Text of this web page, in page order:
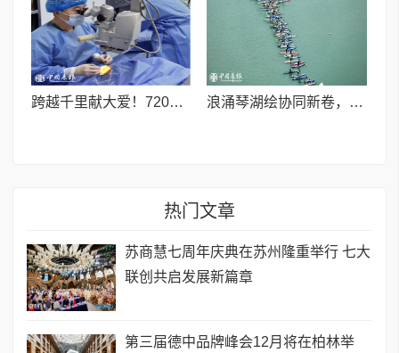
跨越千里献大爱！720光明行助力喀什150名白内障老人重获清晰视界 浪涌琴湖绘协同新卷，桨连四城启发展新篇
热门文章
苏商慧七周年庆典在苏州隆重举行 七大
联创共启发展新篇章
第三届德中品牌峰会12月将在柏林举